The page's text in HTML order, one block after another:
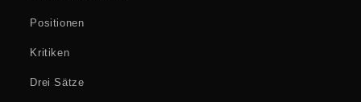
Positionen
Kritiken
Drei Sätze